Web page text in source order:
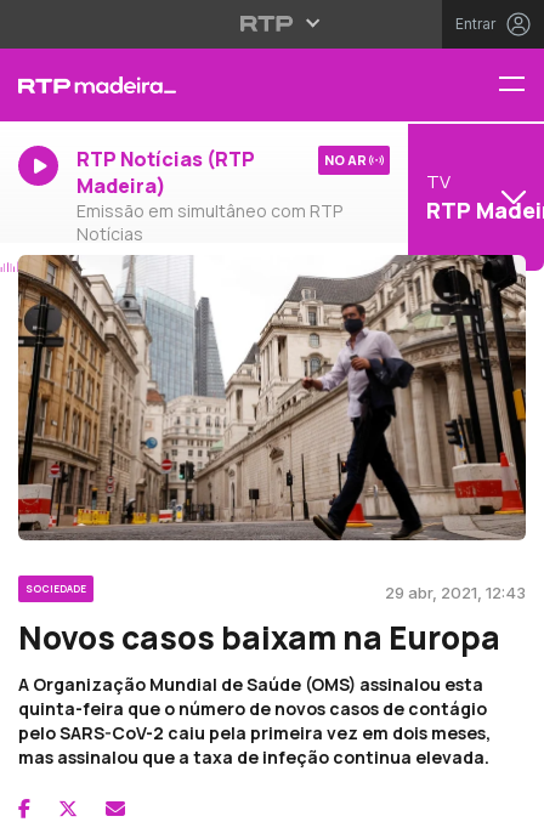
Entrar
RTP Notícias (RTP
Madeira)
Emissão em simultâneo com RTP
Notícias
NO AR
TV
RTP
SOCIEDADE 29 abr, 2021, 12:43
Novos casos baixam na Europa
A Organização Mundial de Saúde (OMS) assinalou esta
quinta-feira que o número de novos casos de contágio
pelo SARS-CoV-2 caiu pela primeira vez em dois meses,
mas assinalou que a taxa de infeção continua elevada.